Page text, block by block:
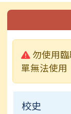
左邊區域內
警告:
勿使用
單無法使用
校史